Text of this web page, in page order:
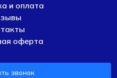
и оплата
оферта
звонок